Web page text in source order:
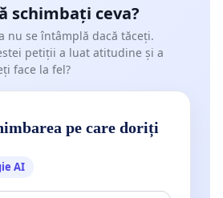
schimbați ceva?
nu se întâmplă dacă tăceți.
petiții a luat atitudine și a
face la fel?
pe care doriți
AI